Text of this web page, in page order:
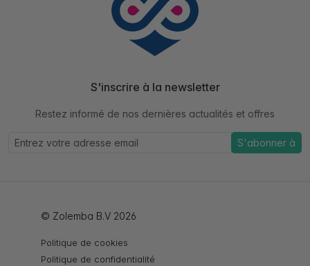
S'inscrire à la newsletter
Restez informé de nos dernières actualités et offres
S'abonner à
© Zolemba B.V 2026
Politique de cookies
Politique de confidentialité